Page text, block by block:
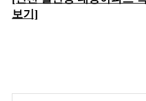
보기]